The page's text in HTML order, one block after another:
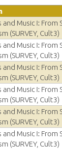
and Music I: From
(SURVEY, Cult3)
and Music I: From
(SURVEY, Cult3)
and Music I: From
(SURVEY, Cult3)
and Music I: From
(SURVEY, Cult3)
and Music I: From
(SURVEY, Cult3)
and Music I: From
(SURVEY, Cult3)